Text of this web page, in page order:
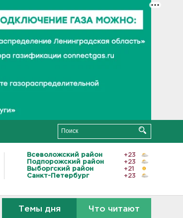
Всеволожский район
+23
Подпорожский район
+23
Выборгский район
+21
Санкт-Петербург
+23
Темы дня Что читают